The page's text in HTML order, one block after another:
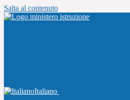
Salta al contenuto
Italiano